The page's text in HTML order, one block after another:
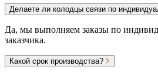
Делаете ли колодцы связи по
Да, мы выполняем заказы по
заказчика.
Какой срок производства?